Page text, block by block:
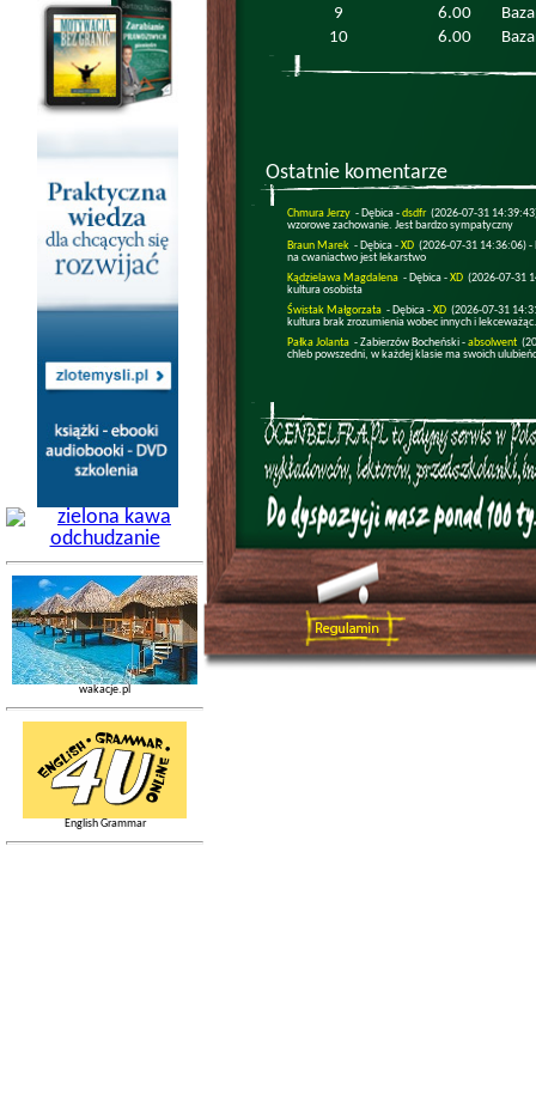
9
6.00
10
6.00
Ostatnie komentarze
Chmura Jerzy - Dębica -dsdfr (2026-07-31
wzorowe zachowanie. Jest bardzo sympatyczny
Braun Marek - Dębica -XD (2026-07-31 14:36:06) -
na cwaniactwo jest lekarstwo
Kądzielawa Magdalena - Dębica -XD (2026-07-31
kultura osobista
Świstak Małgorzata - Dębica -XD (2026-07-31
kultura brak zrozumienia wobec innych i
Pałka Jolanta - Zabierzów Bocheński -absolwent
chleb powszedni, w każdej klasie ma swoich
wakacje.pl
English Grammar